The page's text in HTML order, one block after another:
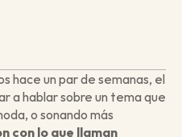
hace un par de semanas, el
a hablar sobre un tema que
o sonando más
con lo que llaman